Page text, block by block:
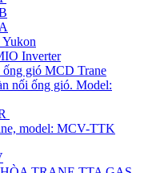
Inverter
gió MCD Trane
nối ống gió. Model:
model: MCV-TTK